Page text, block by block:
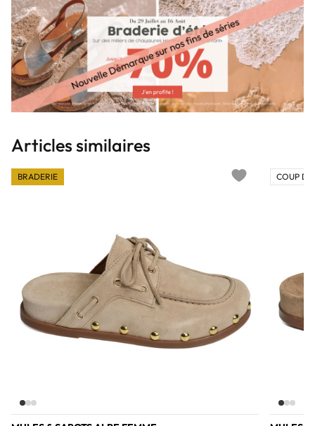
Articles similaires
BRADERIE COUP